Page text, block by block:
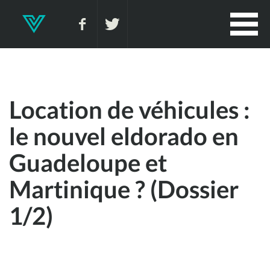
Location de véhicules :
le nouvel eldorado en
Guadeloupe et
Martinique ? (Dossier
1/2)